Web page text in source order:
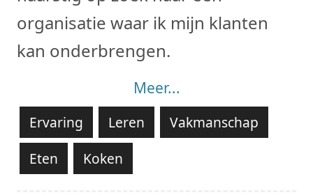
organisatie waar ik mijn klanten
kan onderbrengen.
Meer...
Ervaring Leren
Vakmanschap
Eten
Koken